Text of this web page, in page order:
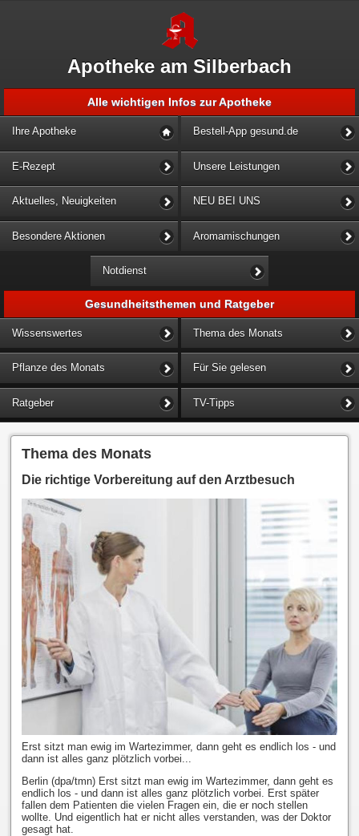
Apotheke am Silberbach
Alle wichtigen Infos zur Apotheke
Ihre Apotheke Bestell-App gesund.de
E-Rezept Unsere Leistungen
Aktuelles, Neuigkeiten NEU BEI UNS
Besondere Aktionen Aromamischungen
Notdienst
Gesundheitsthemen und Ratgeber
Wissenswertes Thema des Monats
Pflanze des Monats Für Sie gelesen
Ratgeber TV-Tipps
Thema des Monats
Die richtige Vorbereitung auf den Arztbesuch
Erst sitzt man ewig im Wartezimmer, dann geht es endlich los - und
dann ist alles ganz plötzlich vorbei...
Berlin (dpa/tmn) Erst sitzt man ewig im Wartezimmer, dann geht es
endlich los - und dann ist alles ganz plötzlich vorbei. Erst später
fallen dem Patienten die vielen Fragen ein, die er noch stellen
wollte. Und eigentlich hat er nicht alles verstanden, was der Doktor
gesagt hat.